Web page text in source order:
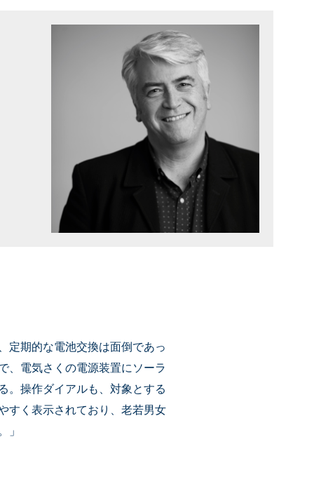
定期的な電池交換は面倒であっ
、電気さくの電源装置にソーラ
。操作ダイアルも、対象とする
すく表示されており、老若男女
」